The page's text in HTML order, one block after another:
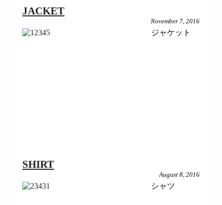
JACKET
November 7, 2016
ジャケット
SHIRT
August 8, 2016
シャツ